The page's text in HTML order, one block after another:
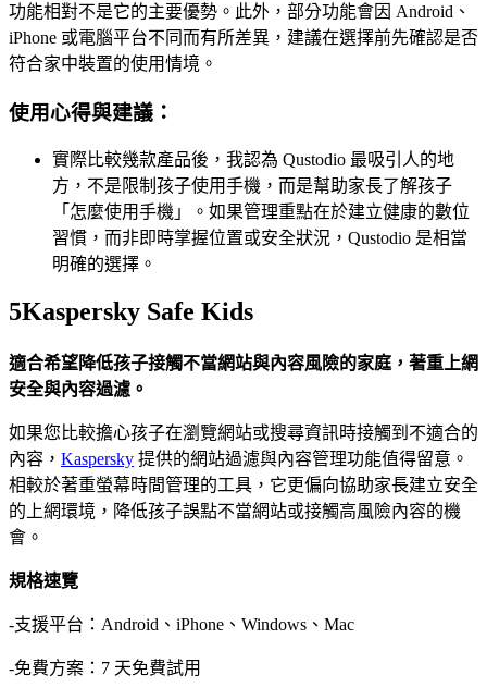
功能相對不是它的主要優勢。此外，部分功能會因 Android、
iPhone 或電腦平台不同而有所差異，建議在選擇前先確認是否
符合家中裝置的使用情境。
使用心得與建議：
實際比較幾款產品後，我認為 Qustodio 最吸引人的地
方，不是限制孩子使用手機，而是幫助家長了解孩子
「怎麼使用手機」。如果管理重點在於建立健康的數位
習慣，而非即時掌握位置或安全狀況，Qustodio 是相當
明確的選擇。
5Kaspersky Safe Kids
適合希望降低孩子接觸不當網站與內容風險的家庭，著重上網
安全與內容過濾。
如果您比較擔心孩子在瀏覽網站或搜尋資訊時接觸到不適合的
內容， Kaspersky 提供的網站過濾與內容管理功能值得留意。
相較於著重螢幕時間管理的工具，它更偏向協助家長建立安全
的上網環境，降低孩子誤點不當網站或接觸高風險內容的機
會。
規格速覽
-支援平台：Android、iPhone、Windows、Mac
-免費方案：7 天免費試用